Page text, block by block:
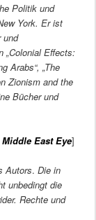
Politik und
York. Er ist
und
„Colonial Effects:
Arabs“, „The
Zionism and the
Bücher und
Middle East Eye]
Autors. Die in
unbedingt die
Rechte und